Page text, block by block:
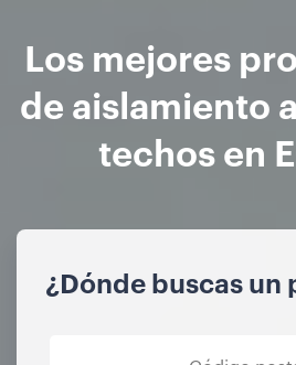
Los mejores
de aislamiento
techos en
¿Dónde buscas un